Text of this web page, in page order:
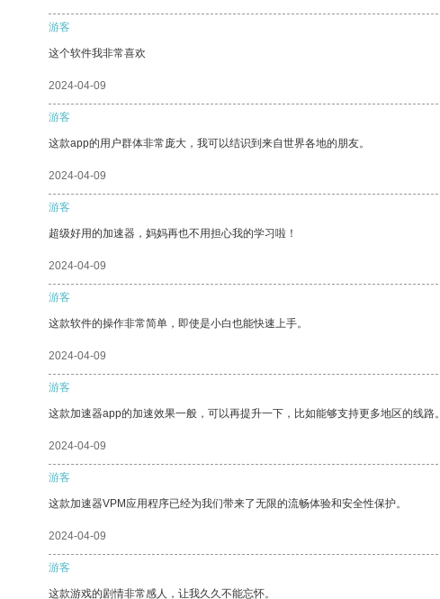
游客
这个软件我非常喜欢
2024-04-09
游客
这款app的用户群体非常庞大，我可以结识到来自世界各地的朋友。
2024-04-09
游客
超级好用的加速器，妈妈再也不用担心我的学习啦！
2024-04-09
游客
这款软件的操作非常简单，即使是小白也能快速上手。
2024-04-09
游客
这款加速器app的加速效果一般，可以再提升一下，比如能够支持更多地区的线路。
2024-04-09
游客
这款加速器VPM应用程序已经为我们带来了无限的流畅体验和安全性保护。
2024-04-09
游客
这款游戏的剧情非常感人，让我久久不能忘怀。